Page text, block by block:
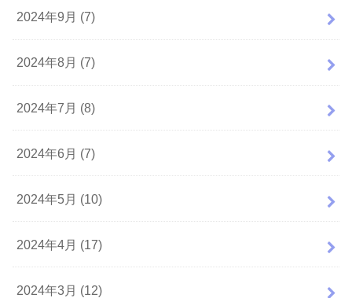
2024年9月 (7)
2024年8月 (7)
2024年7月 (8)
2024年6月 (7)
2024年5月 (10)
2024年4月 (17)
2024年3月 (12)